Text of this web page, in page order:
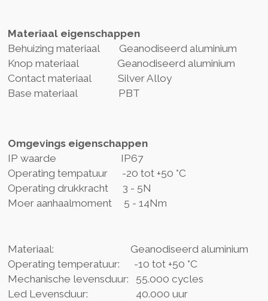
Materiaal eigenschappen
Behuizing materiaal Geanodiseerd aluminium
Knop materiaal Geanodiseerd aluminium
Contact materiaal Silver Alloy
Base materiaal PBT
Omgevings eigenschappen
IP waarde IP67
Operating tempatuur -20 tot +50 °C
Operating drukkracht 3 - 5N
Moer aanhaalmoment 5 - 14Nm
Materiaal: Geanodiseerd aluminium
Operating temperatuur: -10 tot +50 °C
Mechanische levensduur: 55.000 cycles
Led Levensduur: 40.000 uur